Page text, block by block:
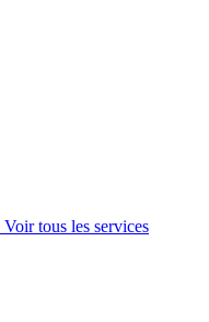
Voir tous les services